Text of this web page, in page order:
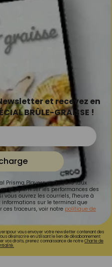
et recevez en
BRÛLE-GRAISSE !
Prisma Players analyse le taux
et optimiser les performances des
ouvrez les courriels, l'heure à
informations sur le terminal que
ces traceurs, voir notre politique de
vous envoyer votre newsletter contenant des
désinscrire en utilisant le lien de désabonnement
vos droits, prenez connaissance de notreCharte de